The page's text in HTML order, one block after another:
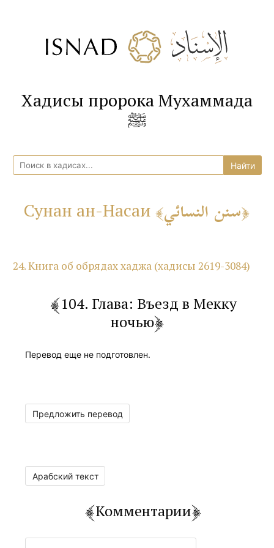
Хадисы пророка Мухаммада
ﷺ
Сунан ан-Насаи سنن النسائي
24. Книга об обрядах хаджа (хадисы 2619-3084)
104. Глава: Въезд в Мекку
ночью
Перевод еще не подготовлен.
Предложить перевод
Арабский текст
Комментарии